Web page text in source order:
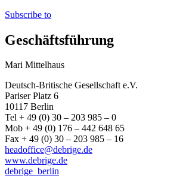
Subscribe to
Geschäftsführung
Mari Mittelhaus
Deutsch-Britische Gesellschaft e.V.
Pariser Platz 6
10117 Berlin
Tel + 49 (0) 30 – 203 985 – 0
Mob + 49 (0) 176 – 442 648 65
Fax + 49 (0) 30 – 203 985 – 16
headoffice@debrige.de
www.debrige.de
debrige_berlin